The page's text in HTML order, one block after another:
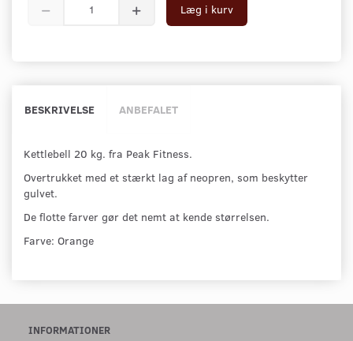
Læg i kurv
BESKRIVELSE ANBEFALET
Kettlebell 20 kg. fra Peak Fitness.
Overtrukket med et stærkt lag af neopren, som beskytter
gulvet.
De flotte farver gør det nemt at kende størrelsen.
Farve: Orange
INFORMATIONER